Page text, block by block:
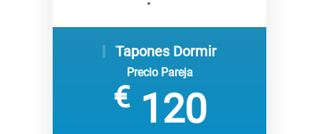
Tapones Dormir
Precio Pareja
€120